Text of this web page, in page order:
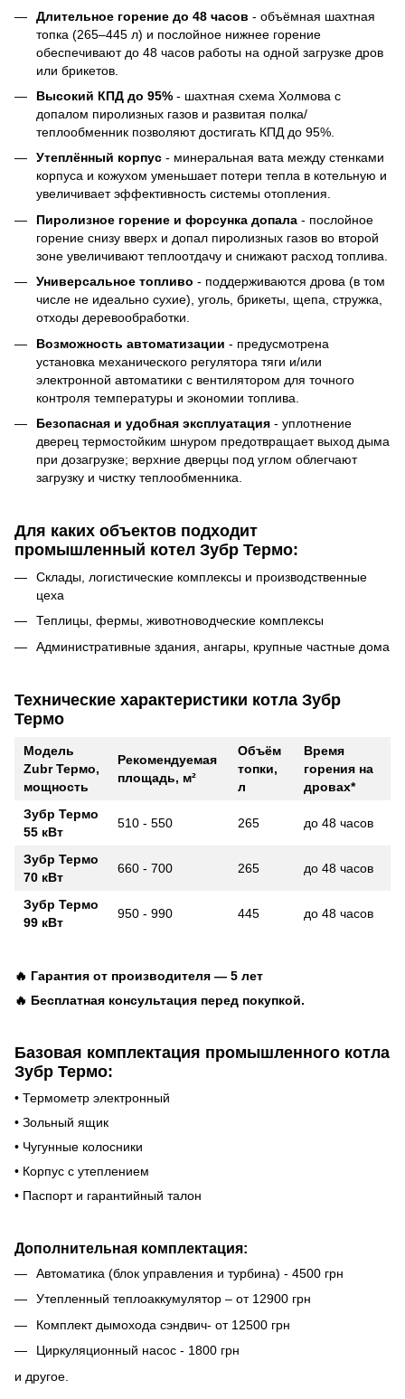
Длительное горение до 48 часов - объёмная шахтная
топка (265–445 л) и послойное нижнее горение
обеспечивают до 48 часов работы на одной загрузке дров
или брикетов.
Высокий КПД до 95% - шахтная схема Холмова с
допалом пиролизных газов и развитая полка/
теплообменник позволяют достигать КПД до 95%.
Утеплённый корпус - минеральная вата между стенками
корпуса и кожухом уменьшает потери тепла в котельную и
увеличивает эффективность системы отопления.
Пиролизное горение и форсунка допала - послойное
горение снизу вверх и допал пиролизных газов во второй
зоне увеличивают теплоотдачу и снижают расход топлива.
Универсальное топливо - поддерживаются дрова (в том
числе не идеально сухие), уголь, брикеты, щепа, стружка,
отходы деревообработки.
Возможность автоматизации - предусмотрена
установка механического регулятора тяги и/или
электронной автоматики с вентилятором для точного
контроля температуры и экономии топлива.
Безопасная и удобная эксплуатация - уплотнение
дверец термостойким шнуром предотвращает выход дыма
при дозагрузке; верхние дверцы под углом облегчают
загрузку и чистку теплообменника.
Для каких объектов подходит
промышленный котел Зубр Термо:
Склады, логистические комплексы и производственные
цеха
Теплицы, фермы, животноводческие комплексы
Административные здания, ангары, крупные частные дома
Технические характеристики котла Зубр
Термо
Модель
Zubr Термо,
мощность
Рекомендуемая
площадь, м²
Объём
топки,
л
Время
горения на
дровах*
Зубр Термо
55 кВт
510 - 550 265 до 48 часов
Зубр Термо
70 кВт
660 - 700 265 до 48 часов
Зубр Термо
99 кВт
950 - 990 445 до 48 часов
🔥 Гарантия от производителя — 5 лет
🔥 Бесплатная консультация перед покупкой.
Базовая комплектация промышленного котла
Зубр Термо:
• Термометр электронный
• Зольный ящик
• Чугунные колосники
• Корпус с утеплением
• Паспорт и гарантийный талон
Дополнительная комплектация:
Автоматика (блок управления и турбина) - 4500 грн
Утепленный теплоаккумулятор – от 12900 грн
Комплект дымохода сэндвич- от 12500 грн
Циркуляционный насос - 1800 грн
и другое.